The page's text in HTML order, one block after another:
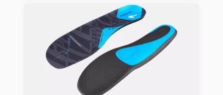
maat voor de lengteboog en
middenvoetsbeentjes, met drie contouropties.
Ze zijn gemaakt van gepatenteerd
lichtgewicht schuim voor langdurige
prestaties en werken het beste in combinatie
met Body Geometry-schoenen. Dit levert je
namelijk zeven Watt extra vermogen op.